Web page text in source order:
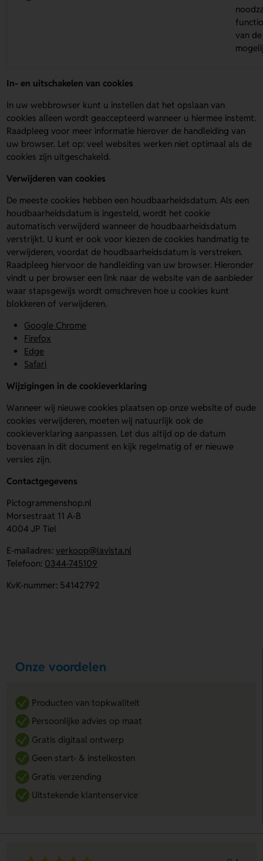
van
In- en uitschakelen van cookies
In uw webbrowser kunt u instellen dat het opslaan van
cookies alleen wordt geaccepteerd wanneer u hiermee instemt.
Raadpleeg voor meer informatie hierover de handleiding van
uw browser. Let op: veel websites werken niet optimaal als de
cookies zijn uitgeschakeld.
Verwijderen van cookies
De meeste cookies hebben een houdbaarheidsdatum. Als een
houdbaarheidsdatum is ingesteld, wordt het cookie
automatisch verwijderd wanneer de houdbaarheidsdatum
verstrijkt. U kunt er ook voor kiezen de cookies handmatig te
verwijderen, voordat de houdbaarheidsdatum is verstreken.
Raadpleeg hiervoor de handleiding van uw browser. Hieronder
vindt u per browser een link naar de website van de aanbieder
waar stapsgewijs wordt omschreven hoe u cookies kunt
blokkeren of verwijderen.
Google Chrome
Firefox
Edge
Safari
Wijzigingen in de cookieverklaring
Wanneer wij nieuwe cookies plaatsen op onze website of oude
cookies verwijderen, moeten wij natuurlijk ook de
cookieverklaring aanpassen. Let dus altijd op de datum
bovenaan in dit document en kijk regelmatig of er nieuwe
versies zijn.
Contactgegevens
Pictogrammenshop.nl
Morsestraat 11 A-B
4004 JP Tiel
E-mailadres: verkoop@lavista.nl
Telefoon: 0344-745109
KvK-nummer: 54142792
Onze voordelen
Producten van topkwaliteit
Persoonlijke advies op maat
Gratis digitaal ontwerp
Geen start- & instelkosten
Gratis verzending
Uitstekende klantenservice